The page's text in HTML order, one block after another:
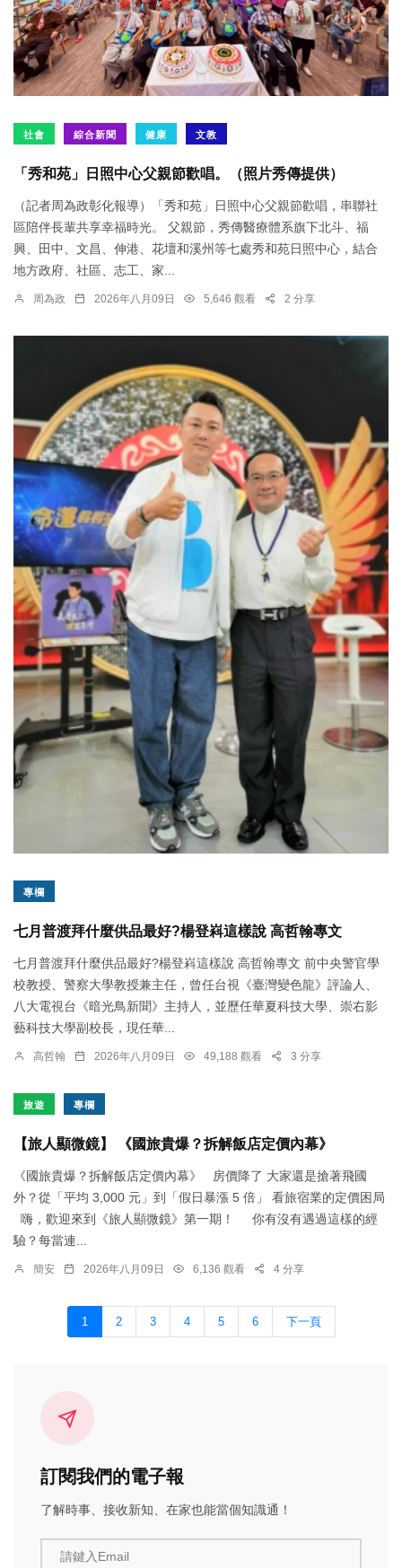
社會 綜合新聞 健康 文教
「秀和苑」日照中心父親節歡唱。（照片秀傳提供）
（記者周為政彰化報導）「秀和苑」日照中心父親節歡唱，串聯社
區陪伴長輩共享幸福時光。 父親節，秀傳醫療體系旗下北斗、福
興、田中、文昌、伸港、花壇和溪州等七處秀和苑日照中心，結合
地方政府、社區、志工、家...
周為政 2026年八月09日 5,646 觀看 2 分享
專欄
七月普渡拜什麼供品最好?楊登嵙這樣說 高哲翰專文
七月普渡拜什麼供品最好?楊登嵙這樣說 高哲翰專文 前中央警官學
校教授、警察大學教授兼主任，曾任台視《臺灣變色龍》評論人、
八大電視台《暗光鳥新聞》主持人，並歷任華夏科技大學、崇右影
藝科技大學副校長，現任華...
高哲翰 2026年八月09日 49,188 觀看 3 分享
旅遊 專欄
【旅人顯微鏡】 《國旅貴爆？拆解飯店定價內幕》
《國旅貴爆？拆解飯店定價內幕》 房價降了 大家還是搶著飛國
外？從「平均 3,000 元」到「假日暴漲 5 倍」 看旅宿業的定價困局
嗨，歡迎來到《旅人顯微鏡》第一期！ 你有沒有遇過這樣的經
驗？每當連...
簡安 2026年八月09日 6,136 觀看 4 分享
1 2 3 4 5 6 下一頁
訂閱我們的電子報
了解時事、接收新知、在家也能當個知識通！
請鍵入Email